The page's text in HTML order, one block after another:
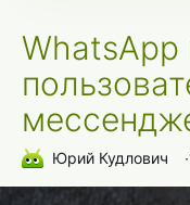
WhatsApp
Юрий Кудлович ∙